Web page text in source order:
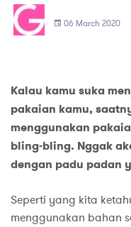
06 March 2020
Kalau kamu suka
pakaian kamu,
menggunakan
bling-bling. Nggak
dengan padu padan
Seperti yang kita
menggunakan bahan